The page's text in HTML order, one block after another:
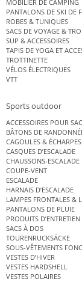
MOBILIER DE CAMPING
PANTALONS DE SKI DE
ROBES & TUNIQUES
SACS DE VOYAGE &
SUP & ACCESSOIRES
TAPIS DE YOGA ET
TROTTINETTE
VÉLOS ÉLECTRIQUES
VTT
Sports outdoor
ACCESSOIRES POUR
BÂTONS DE
CAGOULES & ÉCHARPES
CASQUES D’ESCALADE
CHAUSSONS-ESCALADE
COUPE-VENT
ESCALADE
HARNAIS D’ESCALADE
LAMPES FRONTALES &
PANTALONS DE PLUIE
PRODUITS D’ENTRETIEN
SACS À DOS
TOURENRUCKSÄCKE
SOUS-VÊTEMENTS
VESTES D’HIVER
VESTES HARDSHELL
VESTES POLAIRES